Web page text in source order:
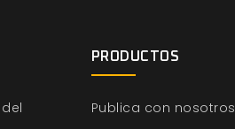
PRODUCTOS
Publica con nosotros